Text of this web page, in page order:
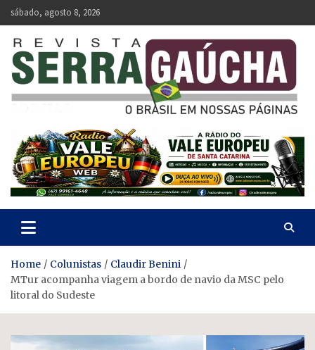
Skip
to
content
sábado, agosto 8, 2026
Revista Serra Gaúcha
Home Colunistas
Claudir Benini
MTur acompanha viagem a bordo de navio da MSC pelo
litoral do Sudeste